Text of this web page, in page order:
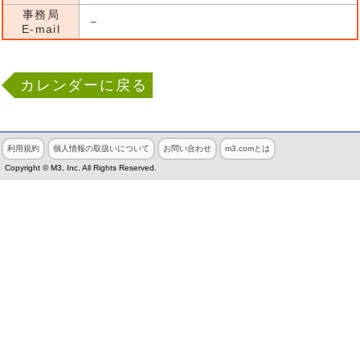
事務局
E-mail
－
カレンダーに戻る
利用規約 個人情報の取扱いについて お問い合わせ m3.comとは
Copyright © M3, Inc. All Rights Reserved.